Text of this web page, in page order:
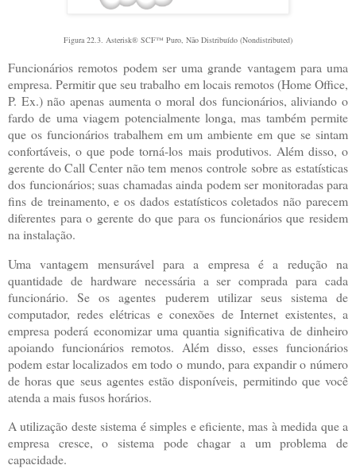
Figura 22.3. Asterisk® SCF™ Puro, Não Distribuído (Nondistributed)
Funcionários remotos podem ser uma grande vantagem para uma
empresa. Permitir que seu trabalho em locais remotos (Home Office,
P. Ex.) não apenas aumenta o moral dos funcionários, aliviando o
fardo de uma viagem potencialmente longa, mas também permite
que os funcionários trabalhem em um ambiente em que se sintam
confortáveis, o que pode torná-los mais produtivos. Além disso, o
gerente do Call Center não tem menos controle sobre as estatísticas
dos funcionários; suas chamadas ainda podem ser monitoradas para
fins de treinamento, e os dados estatísticos coletados não parecem
diferentes para o gerente do que para os funcionários que residem
na instalação.
Uma vantagem mensurável para a empresa é a redução na
quantidade de hardware necessária a ser comprada para cada
funcionário. Se os agentes puderem utilizar seus sistema de
computador, redes elétricas e conexões de Internet existentes, a
empresa poderá economizar uma quantia significativa de dinheiro
apoiando funcionários remotos. Além disso, esses funcionários
podem estar localizados em todo o mundo, para expandir o número
de horas que seus agentes estão disponíveis, permitindo que você
atenda a mais fusos horários.
A utilização deste sistema é simples e eficiente, mas à medida que a
empresa cresce, o sistema pode chagar a um problema de
capacidade.